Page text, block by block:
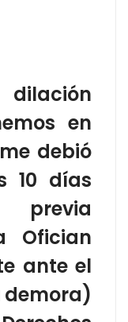
en
debió
10 días
Ofician
ante el
demora)